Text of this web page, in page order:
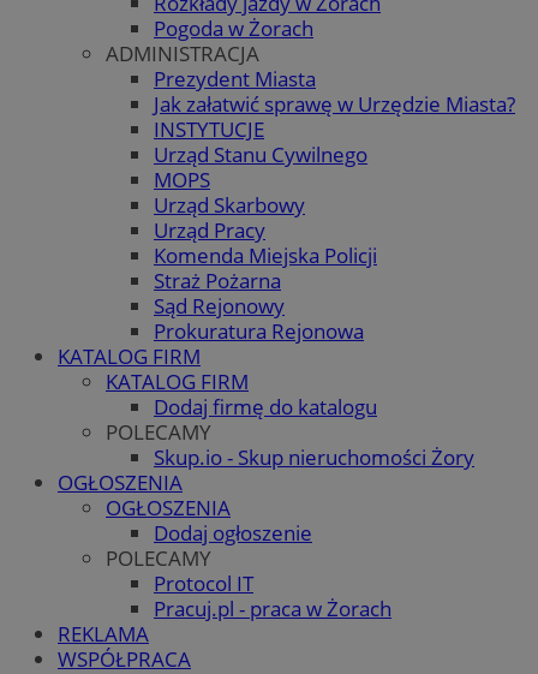
Pogoda w Żorach
ADMINISTRACJA
Prezydent Miasta
Jak załatwić sprawę w Urzędzie Miasta?
INSTYTUCJE
Urząd Stanu Cywilnego
MOPS
Urząd Skarbowy
Urząd Pracy
Komenda Miejska Policji
Straż Pożarna
Sąd Rejonowy
Prokuratura Rejonowa
KATALOG FIRM
KATALOG FIRM
Dodaj firmę do katalogu
POLECAMY
Skup.io - Skup nieruchomości Żory
OGŁOSZENIA
OGŁOSZENIA
Dodaj ogłoszenie
POLECAMY
Protocol IT
Pracuj.pl - praca w Żorach
REKLAMA
WSPÓŁPRACA